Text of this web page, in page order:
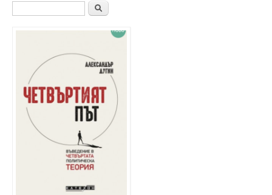
Форма за търсене